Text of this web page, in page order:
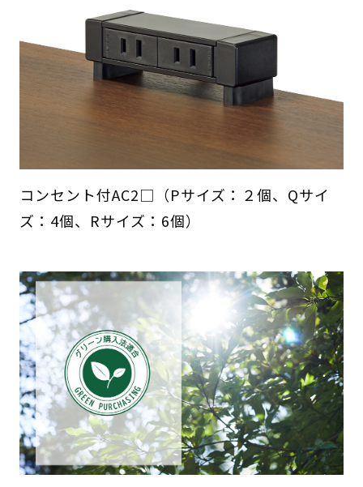
コンセント付AC2□（Pサイズ：２個、Qサイ
ズ：4個、Rサイズ：6個）